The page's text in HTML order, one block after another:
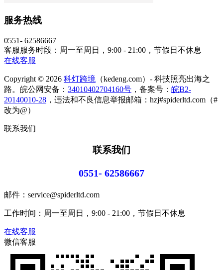
服务热线
0551- 62586667
客服服务时段：周一至周日，9:00 - 21:00，节假日不休息
在线客服
Copyright © 2026 科灯跨境 （kedeng.com）- 科技照亮出海之
路。皖公网安备： 34010402704160号 ，备案号： 皖B2-
20140010-28 ，违法和不良信息举报邮箱：hzj#spiderltd.com（#
改为@）
联系我们
联系我们
0551- 62586667
邮件：service@spiderltd.com
工作时间：周一至周日，9:00 - 21:00，节假日不休息
在线客服
微信客服